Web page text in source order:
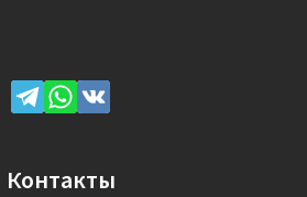
Контакты